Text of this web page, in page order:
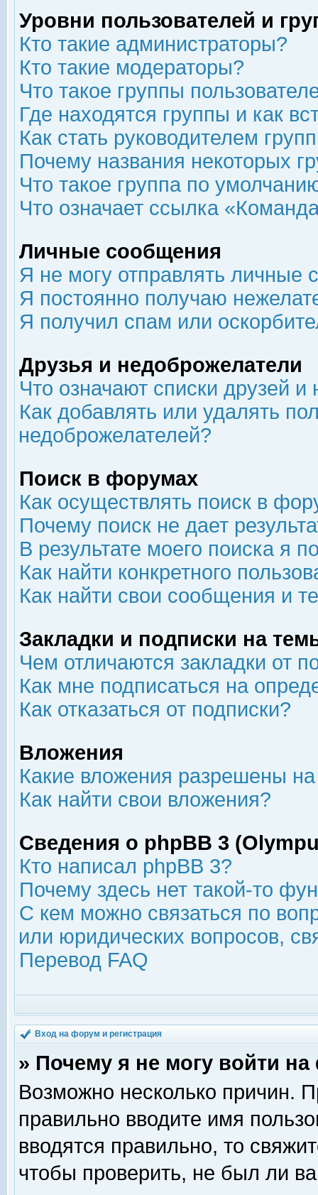
Уровни пользователей и
Кто такие администраторы?
Кто такие модераторы?
Что такое группы
Где находятся группы и как
Как стать руководителем
Почему названия некоторых
Что такое группа по
Что означает ссылка
Личные сообщения
Я не могу отправлять личные
Я постоянно получаю
Я получил спам или
Друзья и недоброжелатели
Что означают списки друзей
Как добавлять или удалять
недоброжелателей?
Поиск в форумах
Как осуществлять поиск в
Почему поиск не дает
В результате моего поиска я
Как найти конкретного
Как найти свои сообщения и
Закладки и подписки на
Чем отличаются закладки от
Как мне подписаться на
Как отказаться от подписки?
Вложения
Какие вложения разрешены
Как найти свои вложения?
Сведения о phpBB 3
Кто написал phpBB 3?
Почему здесь нет такой-то
С кем можно связаться по
или юридических вопросов,
Перевод FAQ
Вход на форум и регистрация
» Почему я не могу войти
Возможно несколько причин.
правильно вводите имя
вводятся правильно, то
чтобы проверить, не был ли